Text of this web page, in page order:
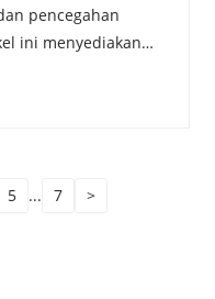
pencegahan
ini menyediakan
kerja, aplikasi,
5 ... 7 >